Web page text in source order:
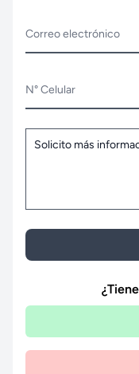
Correo electrónico
N° Celular